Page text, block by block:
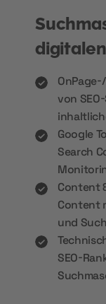
von
Google
Search
Content
Content
und
SEO-